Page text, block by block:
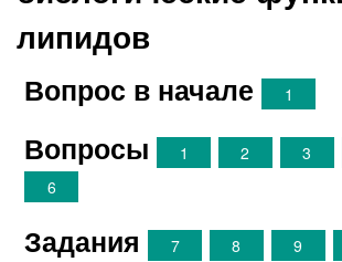
липидов
Вопрос в начале 1
Вопросы 1 2 3
6
Задания 7 8 9